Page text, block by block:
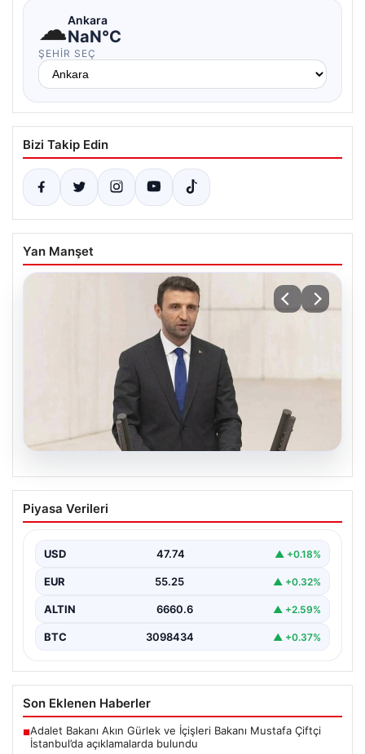
☁Ankara
NaN°C
ŞEHIR SEÇ
Bizi Takip Edin
Yan Manşet
07.08.2026
AKP’li isimden skandal sözler! Barınma
sorunundan gençleri sorumlu tuttu
Sorunu ve Gençlerin Sorumluluğu Üzerine Tartışmalar",
"content":…
Piyasa Verileri
USD 47.74 ▲ +0.18%
EUR 55.25 ▲ +0.32%
ALTIN 6660.6 ▲ +2.59%
BTC 3098434 ▲ +0.37%
Son Eklenen Haberler
■Adalet Bakanı Akın Gürlek ve İçişleri Bakanı Mustafa Çiftçi
İstanbul’da açıklamalarda bulundu